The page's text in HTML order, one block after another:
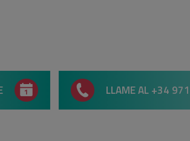
LLAME AL +34